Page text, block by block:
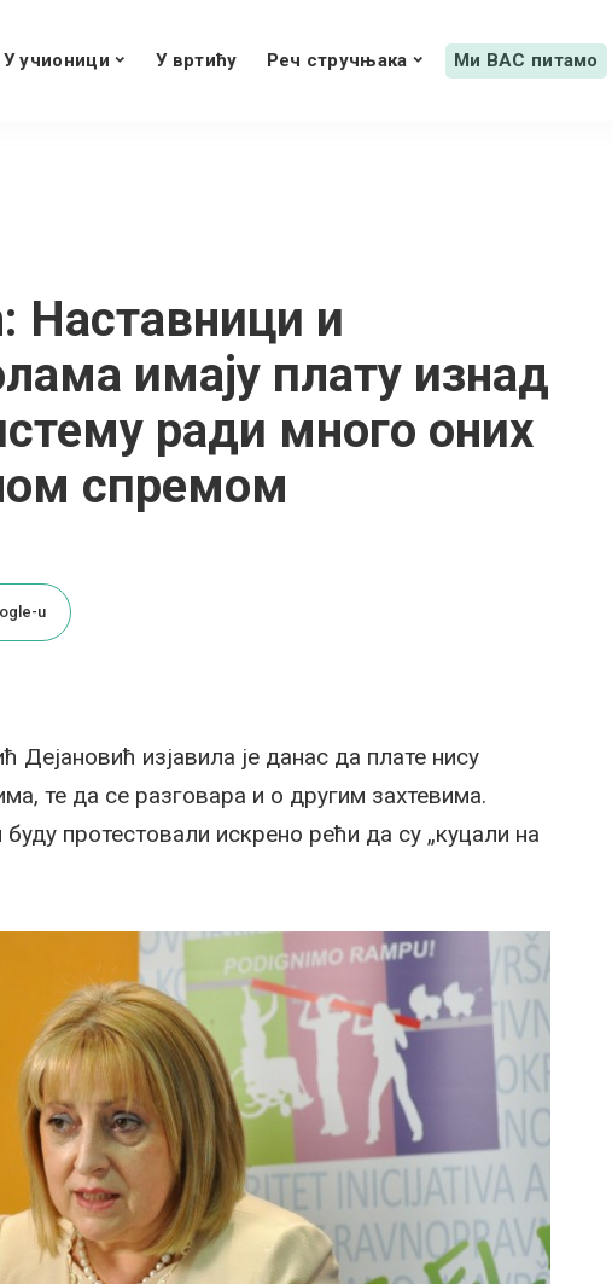
У учионици У вртићу Реч стручњака Ми ВАС питамо
Наставници и
имају плату изнад
ради много оних
спремом
u
изјавила је данас да плате нису
те да се разговара и о другим захтевима.
протестовали искрено рећи да су „куцали на